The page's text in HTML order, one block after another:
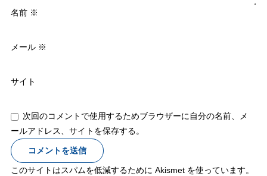
名前 ※
メール ※
サイト
次回のコメントで使用するためブラウザーに自分の名前、メ
ールアドレス、サイトを保存する。
このサイトはスパムを低減するために Akismet を使っています。